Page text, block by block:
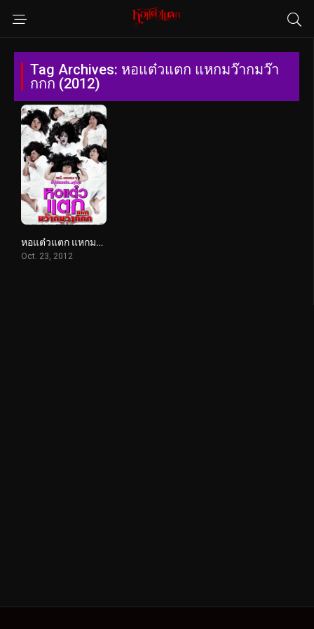
Tag Archives: หอแต๋วแตก แหกมว๊ากมว๊า
กกก (2012)
หอแต๋วแตก แหกมว๊ากมว๊ากกก (2012)
Oct. 23, 2012